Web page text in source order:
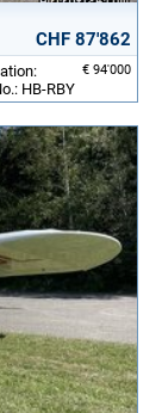
CHF 87'862
€ 94'000
HB-RBY